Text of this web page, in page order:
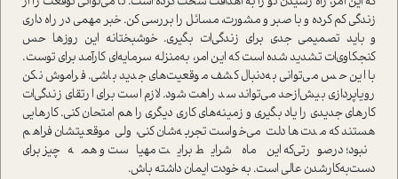
زندگی کم کرده و با صبر و مشورت، مسائل را بررسی کن. خبر مهمی در راه داری
و باید تصمیمی جدی برای زندگی‌ات بگیری. خوشبختانه این روزها حس
کنجکاوی‌ات تشدید شده است که این امر، به‌منزله سرمایه‌ای کارآمد برای توست.
با این حس می‌توانی به‌دنبال کشف موقعیت‌های جدید باشی. فراموش نکن
رویاپردازی بیش‌ازحد می‌تواند سد راهت شود. لازم است برای ارتقای زندگی‌ات
کارهای جدیدی را یاد بگیری و زمینه‌های کاری دیگری را هم امتحان کنی. کارهایی
هستند که مدت‌ها دلت می‌خواست تجربه‌شان کنی، ولی موقعیتشان فراهم
نبود؛ درصورتی‌که این ماه شرایط برایت مهیاست و همه‌چیز برای
دست‌به‌کارشدن عالی است. به خودت ایمان داشته باش.